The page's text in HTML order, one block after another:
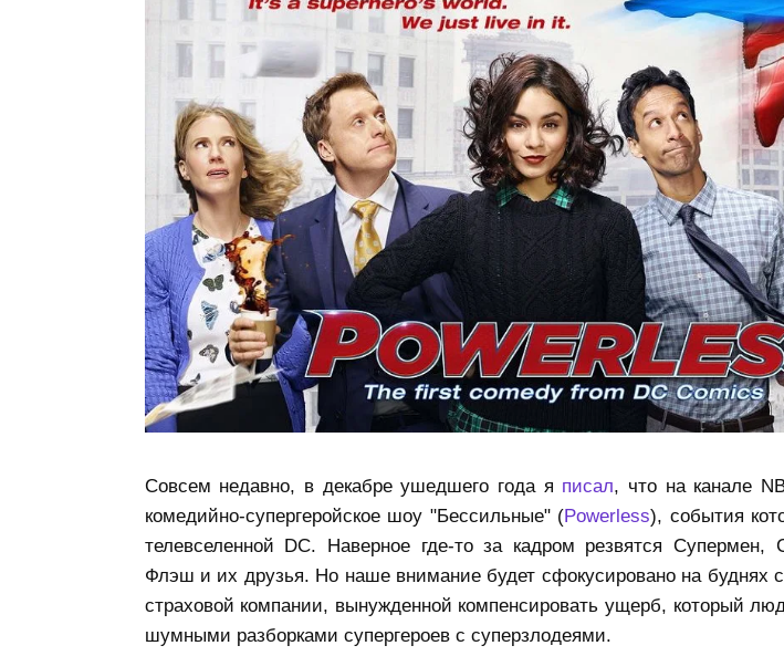
Совсем недавно, в декабре ушедшего года я писал, что на канале
комедийно-супергеройское шоу "Бессильные" (Powerless), события
телевселенной DC. Наверное где-то за кадром резвятся Супермен,
Флэш и их друзья. Но наше внимание будет сфокусировано на буднях
страховой компании, вынужденной компенсировать ущерб, который
шумными разборками супергероев с суперзлодеями.